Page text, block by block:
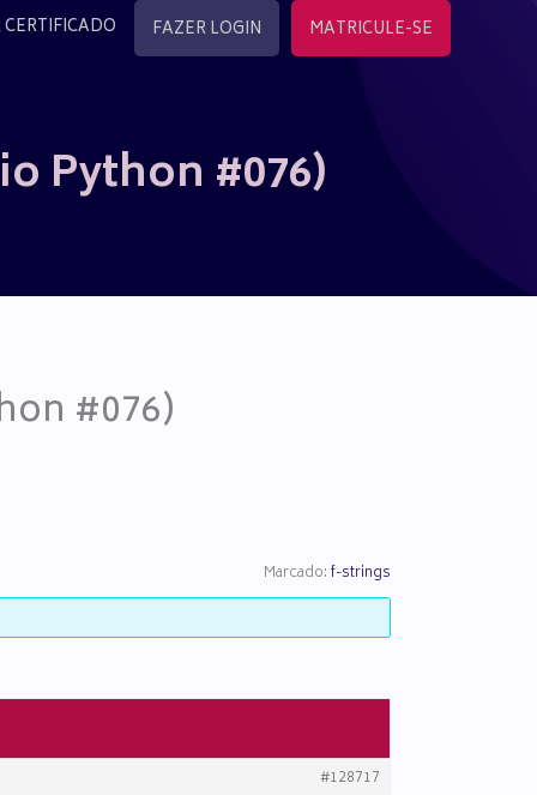
FAZER LOGIN MATRICULE-SE
Python #076)
#076)
Marcado:f-strings
#128717